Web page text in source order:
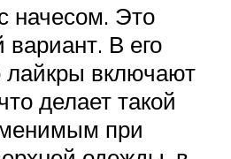
начесом. Это
В его
лайкры включают
делает такой
при